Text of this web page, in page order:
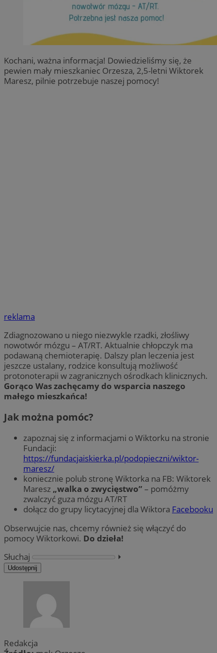
Kochani, ważna informacja! Dowiedzieliśmy się, że
pewien mały mieszkaniec Orzesza, 2,5-letni Wiktorek
Maresz, pilnie potrzebuje naszej pomocy!
reklama
Zdiagnozowano u niego niezwykle rzadki, złośliwy
nowotwór mózgu – AT/RT. Aktualnie chłopczyk ma
podawaną chemioterapię. Dalszy plan leczenia jest
jeszcze ustalany, rodzice konsultują możliwość
protonoterapii w zagranicznych ośrodkach klinicznych.
Gorąco Was zachęcamy do wsparcia naszego
małego mieszkańca!
Jak można pomóc?
zapoznaj się z informacjami o Wiktorku na stronie
Fundacji:
https://fundacjaiskierka.pl/podopieczni/wiktor-
maresz/
koniecznie polub stronę Wiktorka na FB: Wiktorek
Maresz „walka o zwycięstwo” – pomóżmy
zwalczyć guza mózgu AT/RT
dołącz do grupy licytacyjnej dla Wiktora Facebooku
Obserwujcie nas, chcemy również się włączyć do
pomocy Wiktorkowi. Do dzieła!
Słuchaj
⏵︎
Udostępnij
Redakcja